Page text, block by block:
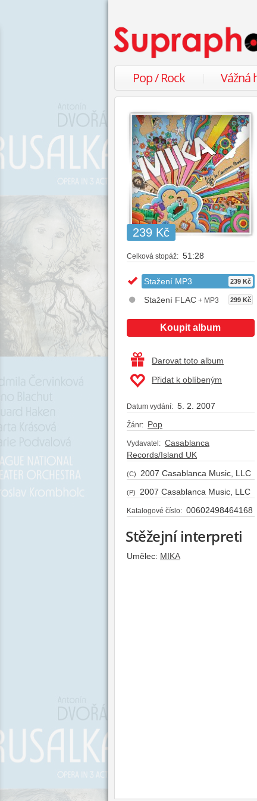
Pop / Rock Vážná
239 Kč
Celková stopáž: 51:28
Stažení MP3 239 Kč
Stažení FLAC + MP3 299 Kč
Koupit album
Darovat toto album
Přidat k oblíbeným
Datum vydání: 5. 2. 2007
Žánr: Pop
Vydavatel: Casablanca
Records/Island UK
(C) 2007 Casablanca Music, LLC
(P) 2007 Casablanca Music, LLC
Katalogové číslo: 00602498464168
Stěžejní interpreti
Umělec: MIKA